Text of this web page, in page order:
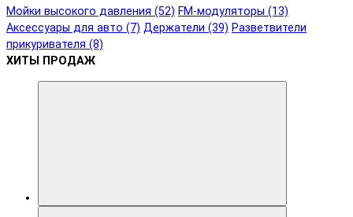
Мойки высокого давления (52) FM-модуляторы (13)
Аксессуары для авто (7) Держатели (39) Разветвители
прикуривателя (8)
ХИТЫ ПРОДАЖ